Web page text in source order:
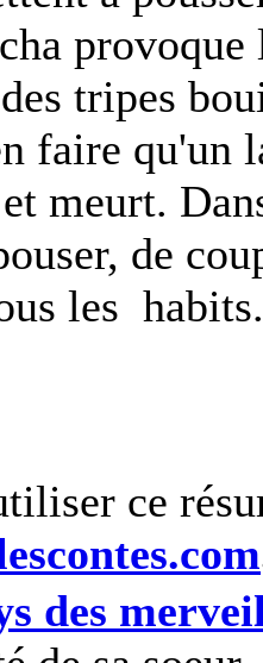
tripes
faire qu'un
meurt.
de
les habits.
ce
des